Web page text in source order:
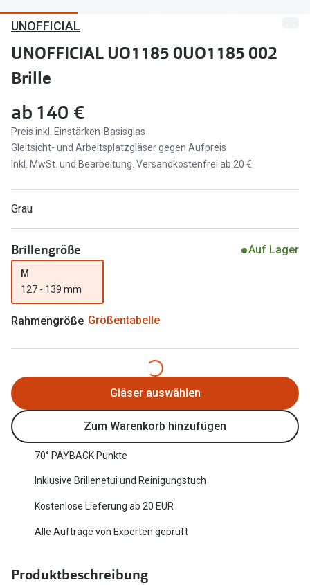
Marken
Ray-Ban
DbyD
Prada
Seen
Miu Miu
alle Marken
Brillenpass richtig lesen
Alle Brillen Ratgeber
Angebote
Brillen 2 für 1
20% auf selbsttönende Gläser
Back to School: 50% auf die zweite Kinderbrille
Trends
Ray-Ban Meta
Oakley Meta
Marken
Oakley
Randlose
Farbe
UNOFFICIAL
UNOFFICIAL UO1185 0UO1185 002
Brille
ab 140 €
Preis inkl. Einstärken-Basisglas
Gleitsicht- und Arbeitsplatzgläser gegen Aufpreis
Inkl. MwSt. und Bearbeitung. Versandkostenfrei ab 20 €
Grau
Brillengröße Auf Lager
M
127 - 139 mm
Rahmengröße Größentabelle
Gläser auswählen
Zum Warenkorb hinzufügen
70° PAYBACK Punkte
Inklusive Brillenetui und Reinigungstuch
Kostenlose Lieferung ab 20 EUR
Alle Aufträge von Experten geprüft
Produktbeschreibung